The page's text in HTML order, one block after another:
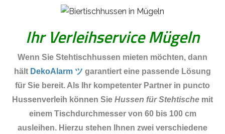
Ihr Verleihservice Mügeln
Wenn Sie Stehtischhussen mieten möchten, dann
hält DekoAlarm ツ garantiert eine passende Lösung
für Sie bereit. Als Ihr kompetenter Partner in puncto
Hussenverleih können Sie Hussen für Stehtische mit
einem Tischdurchmesser von 60 bis 100 cm
ausleihen. Hierzu stehen Ihnen zwei verschiedene